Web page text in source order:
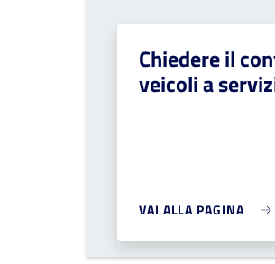
Chiedere il
veicoli a
VAI ALLA PAGINA